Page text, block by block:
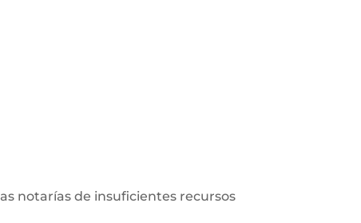
notarías de insuficientes recursos